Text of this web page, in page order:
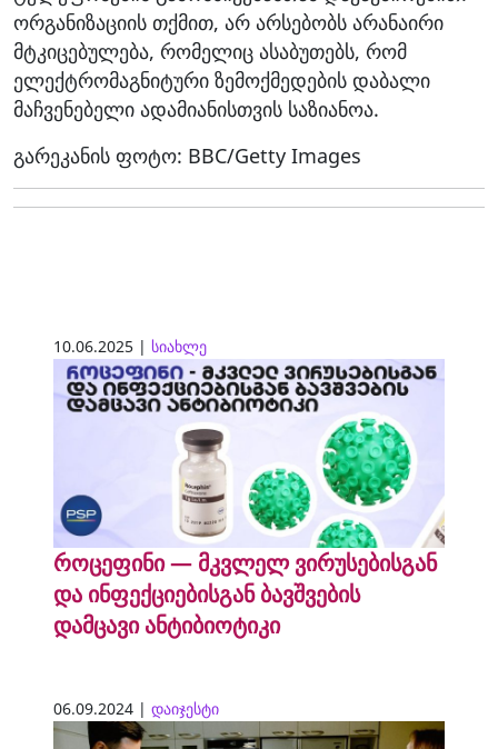
ორგანიზაციის თქმით, არ არსებობს არანაირი
მტკიცებულება, რომელიც ასაბუთებს, რომ
ელექტრომაგნიტური ზემოქმედების დაბალი
მაჩვენებელი ადამიანისთვის საზიანოა.
გარეკანის ფოტო: BBC/Getty Images
10.06.2025 | სიახლე
როცეფინი — მკვლელ ვირუსებისგან
და ინფექციებისგან ბავშვების
დამცავი ანტიბიოტიკი
06.09.2024 | დაიჯესტი